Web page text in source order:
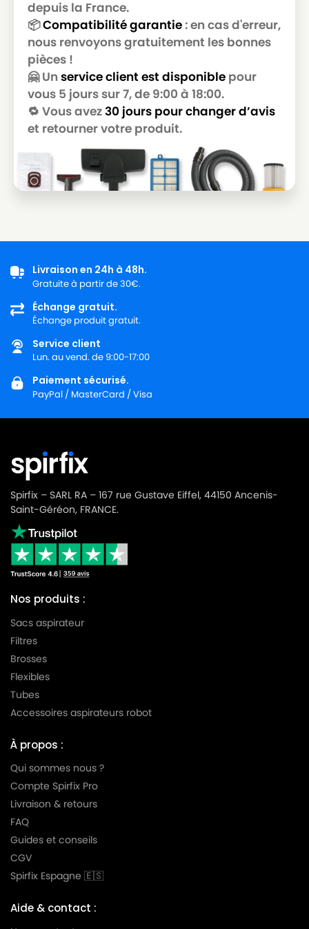
GOLDSTAR
LG-
GOLDSTAR
LG-GOLDSTAR T 2990
LG-
GOLDSTAR
LG-GOLDSTAR T 3800
LG-
GOLDSTAR
LG-GOLDSTAR T 3900
LG-
GOLDSTAR
LG-GOLDSTAR TB 33
LG-
LG-GOLDSTAR TB 39
LG-
GOLDSTAR
LG-GOLDSTAR TURBO 2700
LG-
GOLDSTAR
LG-GOLDSTAR TURBO 2900
LG-
LG-GOLDSTAR TURBO 3100 B
LG-
GOLDSTAR
LG-
GOLDSTAR
GOLDSTAR
LG-
GOLDSTAR
LG-GOLDSTAR TURBO 3400
LG-
GOLDSTAR
LG-
GOLDSTAR
LG-
GOLDSTAR
LG-
GOLDSTAR
LG-GOLDSTAR TURBO V 3300 TD
LG-
GOLDSTAR
LG-
GOLDSTAR
GOLDSTAR
depuis la France.
📦Compatibilité garantie: en cas d'erreur,
nous renvoyons gratuitement les bonnes
pièces !
🤗 Un service client est disponible pour
vous 5 jours sur 7, de 9:00 à 18:00.
🔁 Vous avez30 jours pour changer d’avis
et retourner votre produit.
Livraison en 24h à 48h.
Gratuite à partir de 30€.
Échange gratuit.
Échange produit gratuit.
Service client
Lun. au vend. de 9:00-17:00
Paiement sécurisé.
PayPal / MasterCard / Visa
Spirfix – SARL RA – 167 rue Gustave Eiffel, 44150 Ancenis-
Saint-Géréon, FRANCE.
Nos produits :
Sacs aspirateur
Filtres
Brosses
Flexibles
Tubes
Accessoires aspirateurs robot
À propos :
Qui sommes nous ?
Compte Spirfix Pro
Livraison & retours
FAQ
Guides et conseils
CGV
Spirfix Espagne 🇪🇸
Aide & contact :